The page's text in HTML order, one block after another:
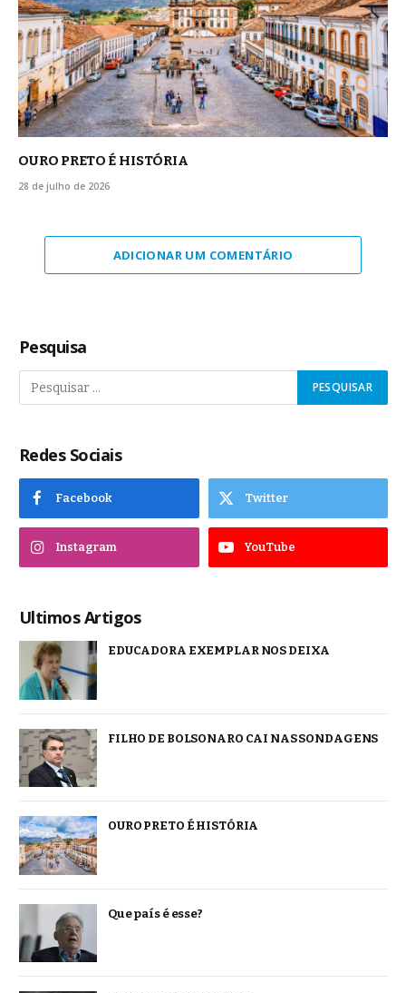
OURO PRETO É HISTÓRIA
28 de julho de 2026
ADICIONAR UM COMENTÁRIO
Pesquisa
Redes Sociais
Facebook Twitter
Instagram YouTube
Ultimos Artigos
EDUCADORA EXEMPLAR NOS DEIXA
FILHO DE BOLSONARO CAI NAS SONDAGENS
OURO PRETO É HISTÓRIA
Que país é esse?